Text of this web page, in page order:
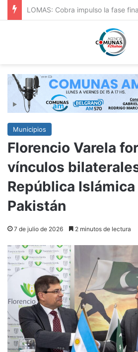
Municipios
Florencio Varela
vínculos
República Islámica
Pakistán
7 de julio de 2026 2 minutos de lectura